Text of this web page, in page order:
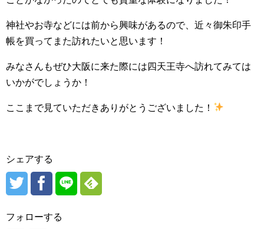
神社やお寺などには前から興味があるので、近々御朱印手
帳を買ってまた訪れたいと思います！
みなさんもぜひ大阪に来た際には四天王寺へ訪れてみては
いかがでしょうか！
ここまで見ていただきありがとうございました！
シェアする
フォローする